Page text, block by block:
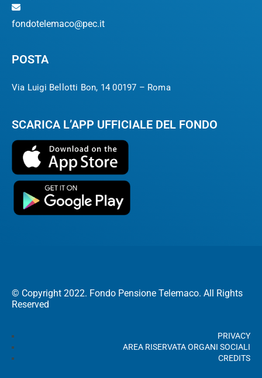
fondotelemaco@pec.it
POSTA
Via Luigi Bellotti Bon, 14 00197 – Roma
SCARICA L’APP UFFICIALE DEL FONDO
© Copyright 2022. Fondo Pensione Telemaco. All Rights
Reserved
PRIVACY
AREA RISERVATA ORGANI SOCIALI
CREDITS